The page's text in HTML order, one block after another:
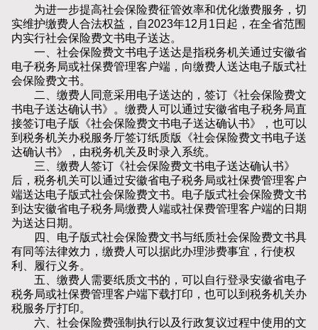
为进一步提高社会保险费征管效率和优化缴费服务，切
实维护缴费人合法权益，自2023年12月1日起，在全省范围
内实行社会保险费文书电子送达。
一、社会保险费文书电子送达是指税务机关通过安徽省
电子税务局或社保费管理客户端，向缴费人送达电子版式社
会保险费文书。
二、缴费人同意采用电子送达的，签订《社会保险费文
书电子送达确认书》。缴费人可以通过安徽省电子税务局直
接签订电子版《社会保险费文书电子送达确认书》，也可以
到税务机关办税服务厅签订纸质版《社会保险费文书电子送
达确认书》，由税务机关及时录入系统。
三、缴费人签订《社会保险费文书电子送达确认书》
后，税务机关可以通过安徽省电子税务局或社保费管理客户
端送达电子版式社会保险费文书。电子版式社会保险费文书
到达安徽省电子税务局缴费人端或社保费管理客户端的日期
为送达日期。
四、电子版式社会保险费文书与纸质社会保险费文书具
有同等法律效力，缴费人可以据此办理涉费事宜，行使权
利、履行义务。
五、缴费人需要纸质文书的，可以自行登录安徽省电子
税务局或社保费管理客户端下载打印，也可以到税务机关办
税服务厅打印。
六、社会保险费强制执行以及行政复议过程中使用的文